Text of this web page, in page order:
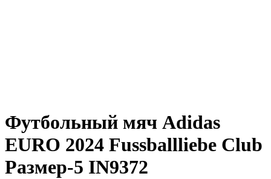
Футбольный мяч Adidas
EURO 2024 Fussballliebe Club
Размер-5 IN9372